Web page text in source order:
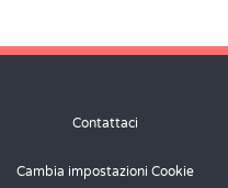
volta, a me l'impasto
Rispondi
Contattaci
Cambia impostazioni Cookie